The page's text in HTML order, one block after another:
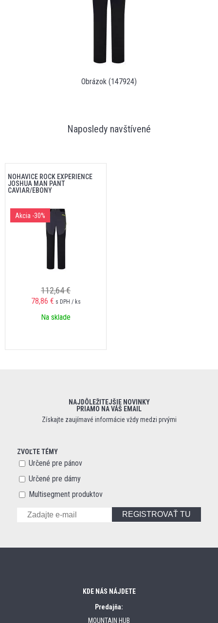
Obrázok (147924)
Naposledy navštívené
NOHAVICE ROCK EXPERIENCE
JOSHUA MAN PANT
CAVIAR/EBONY
Akcia -30%
112,64 €
78,86 € s DPH / ks
Na sklade
NAJDÔLEŽITEJŠIE NOVINKY
PRIAMO NA VÁŠ EMAIL
Získajte zaujímavé informácie vždy medzi prvými
ZVOĽTE TÉMY
Určené pre pánov
Určené pre dámy
Multisegment produktov
REGISTROVAŤ TU
KDE NÁS NÁJDETE
Predajňa:
MOUNTAIN HUB